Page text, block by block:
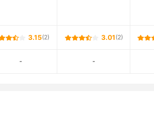
3.15(2) 3.01 (2)
- -